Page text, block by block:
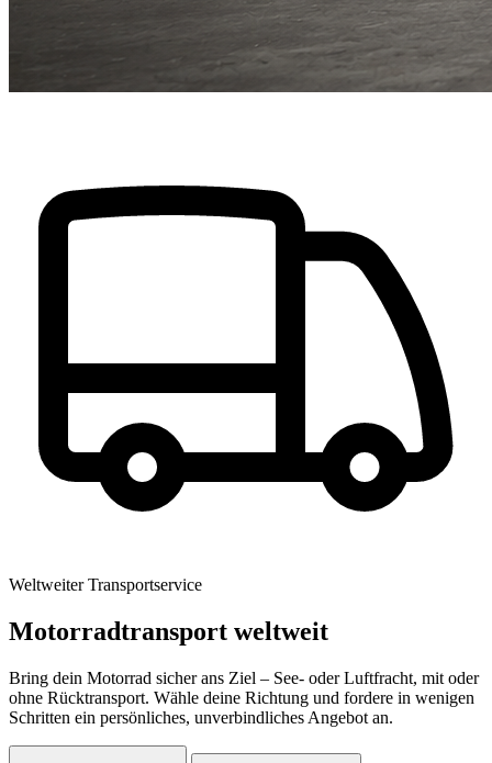
Weltweiter Transportservice
Motorradtransport weltweit
Bring dein Motorrad sicher ans Ziel – See- oder Luftfracht, mit oder
ohne Rücktransport. Wähle deine Richtung und fordere in wenigen
Schritten ein persönliches, unverbindliches Angebot an.